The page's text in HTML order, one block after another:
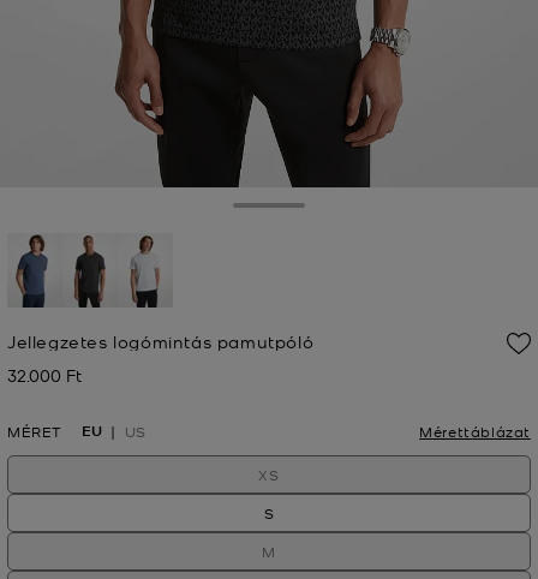
Jellegzetes logómintás pamutpóló
Jelenleg
32.000 Ft
MÉRET EU US Mérettáblázat
XS
S
M